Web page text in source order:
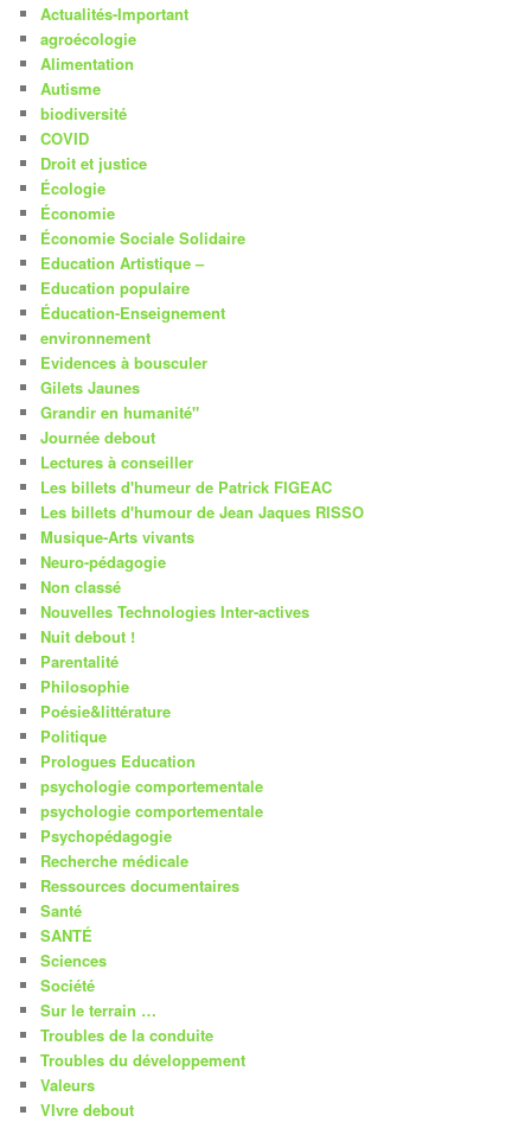
Actualités-Important
agroécologie
Alimentation
Autisme
biodiversité
COVID
Droit et justice
Écologie
Économie
Économie Sociale Solidaire
Education Artistique –
Education populaire
Éducation-Enseignement
environnement
Evidences à bousculer
Gilets Jaunes
Grandir en humanité"
Journée debout
Lectures à conseiller
Les billets d'humeur de Patrick FIGEAC
Les billets d'humour de Jean Jaques RISSO
Musique-Arts vivants
Neuro-pédagogie
Non classé
Nouvelles Technologies Inter-actives
Nuit debout !
Parentalité
Philosophie
Poésie&littérature
Politique
Prologues Education
psychologie comportementale
psychologie comportementale
Psychopédagogie
Recherche médicale
Ressources documentaires
Santé
SANTÉ
Sciences
Société
Sur le terrain …
Troubles de la conduite
Troubles du développement
Valeurs
VIvre debout